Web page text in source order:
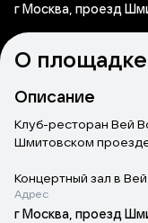
г Москва, проезд
О площадке
Описание
Клуб-ресторан Вей
Шмитовском
Концертный зал в
клубное
близкой дистанции.
Адрес
г Москва, проезд